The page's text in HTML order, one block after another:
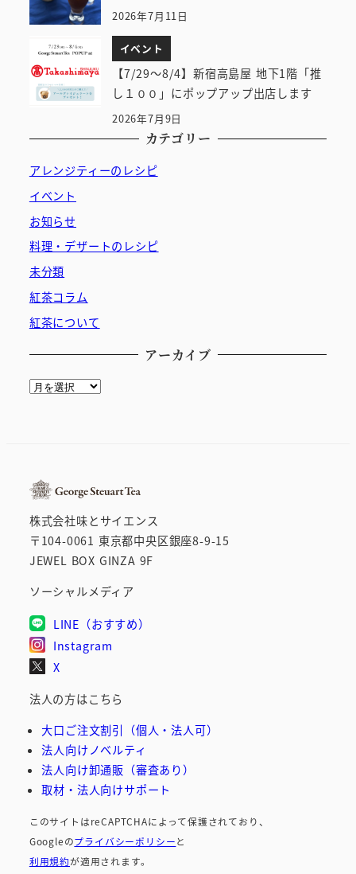
2026年7月11日
イベント
【7/29～8/4】新宿高島屋 地下1階「推
し１００」にポップアップ出店します
2026年7月9日
カテゴリー
アレンジティーのレシピ
イベント
お知らせ
料理・デザートのレシピ
未分類
紅茶コラム
紅茶について
アーカイブ
ア
株式会社味とサイエンス
〒104-0061 東京都中央区銀座8-9-15
JEWEL BOX GINZA 9F
ソーシャルメディア
LINE（おすすめ）
Instagram
X
法人の方はこちら
大口ご注文割引（個人・法人可）
法人向けノベルティ
法人向け卸通販（審査あり）
取材・法人向けサポート
このサイトはreCAPTCHAによって保護されており、
Googleのプライバシーポリシーと
利用規約が適用されます。